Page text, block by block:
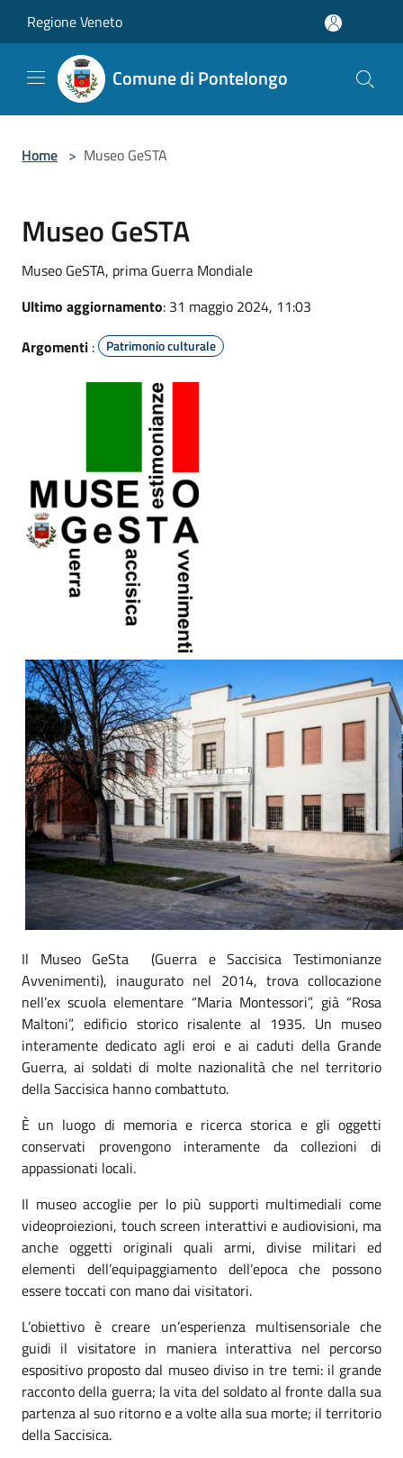
Regione Veneto
Comune di Pontelongo
Home > Museo GeSTA
Museo GeSTA
Museo GeSTA, prima Guerra Mondiale
Ultimo aggiornamento: 31 maggio 2024, 11:03
Argomenti : Patrimonio culturale
Il Museo GeSta (Guerra e Saccisica Testimonianze
Avvenimenti), inaugurato nel 2014, trova collocazione
nell’ex scuola elementare “Maria Montessori”, già “Rosa
Maltoni”, edificio storico risalente al 1935. Un museo
interamente dedicato agli eroi e ai caduti della Grande
Guerra, ai soldati di molte nazionalità che nel territorio
della Saccisica hanno combattuto.
È un luogo di memoria e ricerca storica e gli oggetti
conservati provengono interamente da collezioni di
appassionati locali.
Il museo accoglie per lo più supporti multimediali come
videoproiezioni, touch screen interattivi e audiovisioni, ma
anche oggetti originali quali armi, divise militari ed
elementi dell’equipaggiamento dell’epoca che possono
essere toccati con mano dai visitatori.
L’obiettivo è creare un’esperienza multisensoriale che
guidi il visitatore in maniera interattiva nel percorso
espositivo proposto dal museo diviso in tre temi: il grande
racconto della guerra; la vita del soldato al fronte dalla sua
partenza al suo ritorno e a volte alla sua morte; il territorio
della Saccisica.